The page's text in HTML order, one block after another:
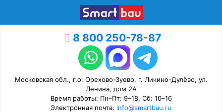
8 800 250-78-87
Московская обл., г.о. Орехово-Зуево, г. Ликино-Дулёво, ул.
Ленина, дом 2А
Время работы: Пн–Пт: 9–18, Сб: 10–16
Электронная почта: info@smartbau.ru